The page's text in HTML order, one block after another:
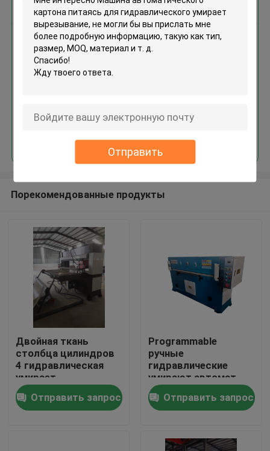
Отправить
Дом
Продукты
Получить лучшую цену для
Машина автоматического
картона питаясь для
гидравлического умирает
Порекомендованные продукты
Двойная ткань
столбца цилиндров
4 гидравлическая
умирает
руководство
автомата для резки
Отправить запрос
Programmable
ручные
гидравлические
умирают автомат
для резки цифров
Отправить запрос